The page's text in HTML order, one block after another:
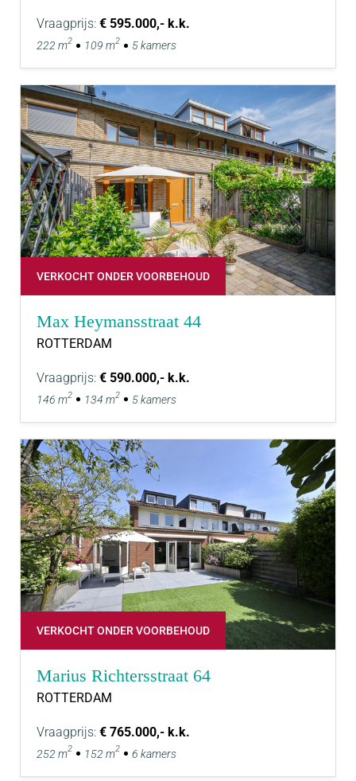
Vraagprijs: € 595.000,- k.k.
222 m2 109 m2 5 kamers
VERKOCHT ONDER VOORBEHOUD
Max Heymansstraat 44
ROTTERDAM
Vraagprijs: € 590.000,- k.k.
146 m2 134 m2 5 kamers
VERKOCHT ONDER VOORBEHOUD
Marius Richtersstraat 64
ROTTERDAM
Vraagprijs: € 765.000,- k.k.
252 m2 152 m2 6 kamers